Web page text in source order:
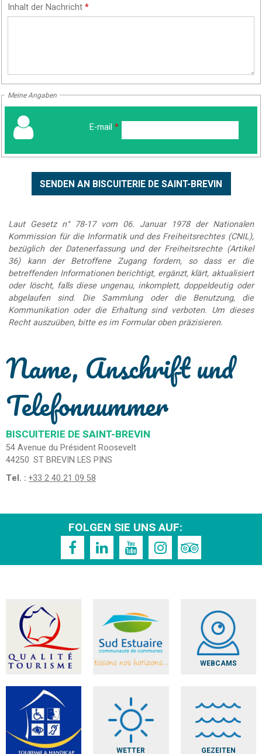
Inhalt der Nachricht*
Meine Angaben
E-mail *
Laut Gesetz n° 78-17 vom 06. Januar 1978 der Nationalen
Kommission für die Informatik und des Freiheitsrechtes (CNIL),
bezüglich der Datenerfassung und der Freiheitsrechte (Artikel
36) kann der Betroffene Zugang fordern, so dass er die
betreffenden Informationen berichtigt, ergänzt, klärt, aktualisiert
oder löscht, falls diese ungenau, inkomplett, doppeldeutig oder
abgelaufen sind. Die Sammlung oder die Benutzung, die
Kommunikation oder die Erhaltung sind verboten. Um dieses
Recht auszuüben, bitte es im Formular oben präzisieren.
Name, Anschrift und
Telefonnummer
BISCUITERIE DE SAINT-BREVIN
54 Avenue du Président Roosevelt
44250 ST BREVIN LES PINS
Tel. : +33 2 40 21 09 58
FOLGEN SIE UNS AUF:
WEBCAMS
WETTER GEZEITEN